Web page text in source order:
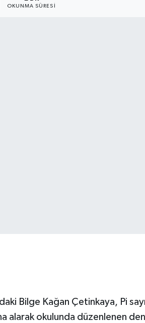
OKUNMA SÜRESI
Bilge Kağan Çetinkaya, Pi
alarak okulunda düzenlenen